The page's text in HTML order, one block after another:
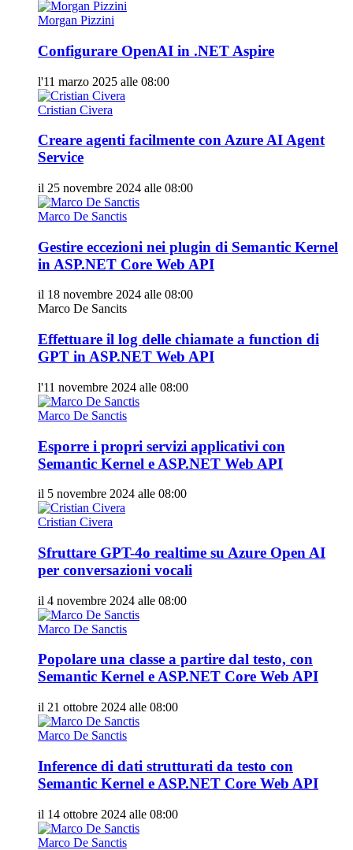
Morgan Pizzini
Configurare OpenAI in .NET Aspire
l'11 marzo 2025 alle 08:00
Cristian Civera
Creare agenti facilmente con Azure AI Agent
Service
il 25 novembre 2024 alle 08:00
Marco De Sanctis
Gestire eccezioni nei plugin di Semantic Kernel
in ASP.NET Core Web API
il 18 novembre 2024 alle 08:00
Marco De Sancits
Effettuare il log delle chiamate a function di
GPT in ASP.NET Web API
l'11 novembre 2024 alle 08:00
Marco De Sanctis
Esporre i propri servizi applicativi con
Semantic Kernel e ASP.NET Web API
il 5 novembre 2024 alle 08:00
Cristian Civera
Sfruttare GPT-4o realtime su Azure Open AI
per conversazioni vocali
il 4 novembre 2024 alle 08:00
Marco De Sanctis
Popolare una classe a partire dal testo, con
Semantic Kernel e ASP.NET Core Web API
il 21 ottobre 2024 alle 08:00
Marco De Sanctis
Inference di dati strutturati da testo con
Semantic Kernel e ASP.NET Core Web API
il 14 ottobre 2024 alle 08:00
Marco De Sanctis